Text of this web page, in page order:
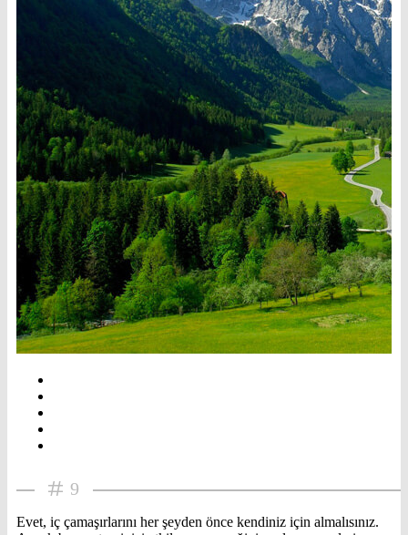
9
Evet, iç çamaşırlarını her şeyden önce kendiniz için almalısınız.